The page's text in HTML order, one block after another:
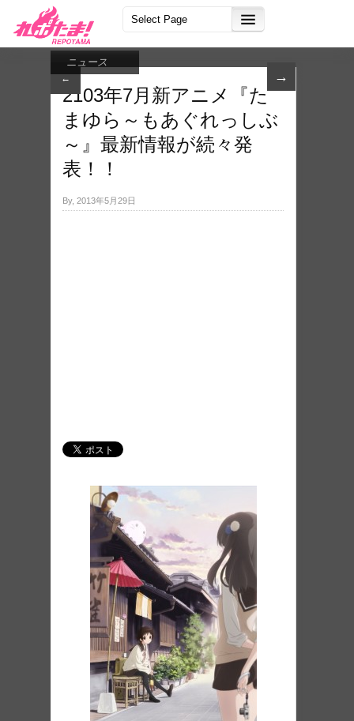
← →
ニュース
2103年7月新アニメ『た
まゆら～もあぐれっしぶ
～』最新情報が続々発
表！！
By, 2013年5月29日